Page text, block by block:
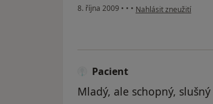
8. října 2009 • • • podle názoru uživatele
Nahlásit zneužití
Pacient
Mladý, ale schopný,